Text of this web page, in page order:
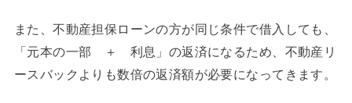
また、不動産担保ローンの方が同じ条件で借入しても、
「元本の一部 ＋ 利息」の返済になるため、不動産リ
ースバックよりも数倍の返済額が必要になってきます。